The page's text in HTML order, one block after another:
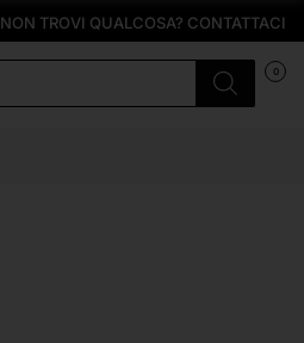
NON TROVI QUALCOSA? CONTATTACI
0